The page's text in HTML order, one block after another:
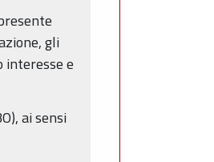
gli
e
ai sensi